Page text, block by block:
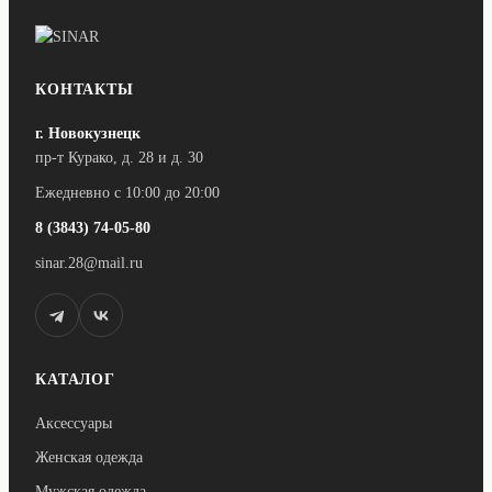
КОНТАКТЫ
г. Новокузнецк
пр-т Курако, д. 28 и д. 30
Ежедневно с 10:00 до 20:00
8 (3843) 74-05-80
sinar.28@mail.ru
КАТАЛОГ
Аксессуары
Женская одежда